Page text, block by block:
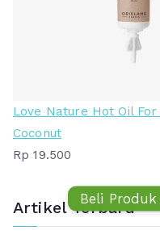
Love Nature Hot Oil
Coconut
Rp 19.500
Artikel Terbaru
Beli